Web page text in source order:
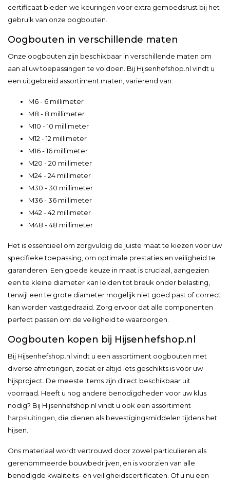
certificaat bieden we keuringen voor extra gemoedsrust bij het
gebruik van onze oogbouten.
Oogbouten in verschillende maten
Onze oogbouten zijn beschikbaar in verschillende maten om
aan al uw toepassingen te voldoen. Bij Hijsenhefshop.nl vindt u
een uitgebreid assortiment maten, variërend van:
M6 - 6 millimeter
M8 - 8 millimeter
M10 - 10 millimeter
M12 - 12 millimeter
M16 - 16 millimeter
M20 - 20 millimeter
M24 - 24 millimeter
M30 - 30 millimeter
M36 - 36 millimeter
M42 - 42 millimeter
M48 - 48 millimeter
Het is essentieel om zorgvuldig de juiste maat te kiezen voor uw
specifieke toepassing, om optimale prestaties en veiligheid te
garanderen. Een goede keuze in maat is cruciaal, aangezien
een te kleine diameter kan leiden tot breuk onder belasting,
terwijl een te grote diameter mogelijk niet goed past of correct
kan worden vastgedraaid. Zorg ervoor dat alle componenten
perfect passen om de veiligheid te waarborgen.
Oogbouten kopen bij Hijsenhefshop.nl
Bij Hijsenhefshop.nl vindt u een assortiment oogbouten met
diverse afmetingen, zodat er altijd iets geschikts is voor uw
hijsproject. De meeste items zijn direct beschikbaar uit
voorraad. Heeft u nog andere benodigdheden voor uw klus
nodig? Bij Hijsenhefshop.nl vindt u ook een assortiment
harpsluitingen , die dienen als bevestigingsmiddelen tijdens het
hijsen.
Ons materiaal wordt vertrouwd door zowel particulieren als
gerenommeerde bouwbedrijven, en is voorzien van alle
benodigde kwaliteits- en veiligheidscertificaten. Of u nu een